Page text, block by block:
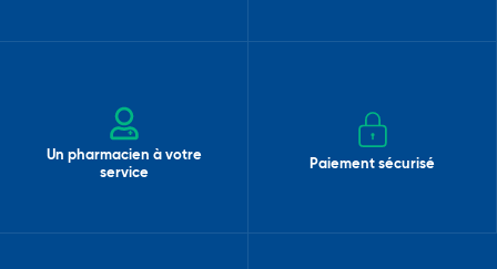
Un pharmacien à votre
service
Paiement sécurisé